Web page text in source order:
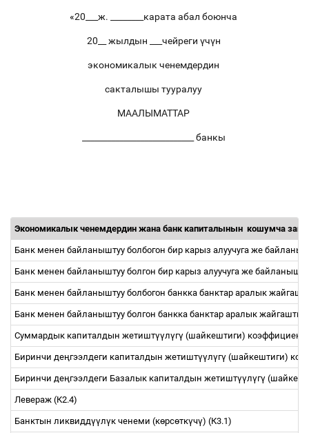
«20___ж. ________карата абал боюнча
20__ жылдын ___чейреги үчүн
экономикалык ченемдердин
сакталышы тууралуу
МААЛЫМАТТАР
___________________________ банкы
Экономикалык ченемдердин жана банк капиталынын кошумча
Банк менен байланыштуу болбогон бир карыз алуучуга же
Банк менен байланыштуу болгон бир карыз алуучуга же
Банк менен байланыштуу болбогон банкка банктар аралык
Банк менен байланыштуу болгон банкка банктар аралык
Суммардык капиталдын жетиштүүлүгү (шайкештиги)
Биринчи деңгээлдеги капиталдын жетиштүүлүгү (шайкештиги)
Биринчи деңгээлдеги Базалык капиталдын жетиштүүлүгү
Левераж (К2.4)
Банктын ликвиддүүлүк ченеми (көрсөткүчү) (К3.1)